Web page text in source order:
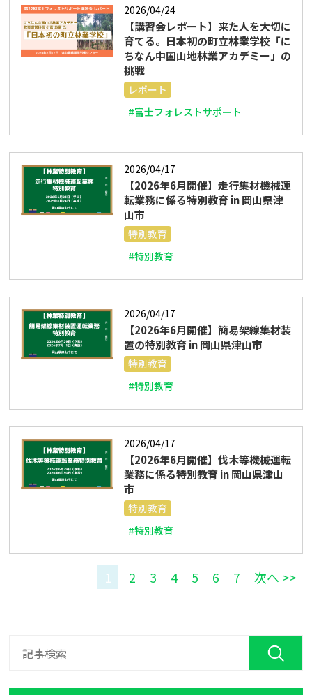
2026/04/24
【講習会レポート】来た人を大切に
育てる。日本初の町立林業学校「に
ちなん中国山地林業アカデミー」の
挑戦
レポート
#富士フォレストサポート
2026/04/17
【2026年6月開催】走行集材機械運
転業務に係る特別教育 in 岡山県津
山市
特別教育
#特別教育
2026/04/17
【2026年6月開催】簡易架線集材装
置の特別教育 in 岡山県津山市
特別教育
#特別教育
2026/04/17
【2026年6月開催】伐木等機械運転
業務に係る特別教育 in 岡山県津山
市
特別教育
#特別教育
1 2 3 4 5 6 7 次へ >>